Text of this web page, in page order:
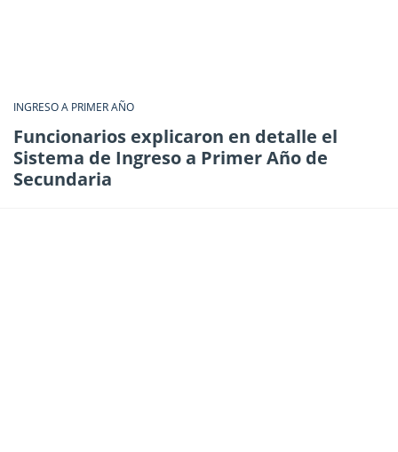
INGRESO A PRIMER AÑO
Funcionarios explicaron en detalle el
Sistema de Ingreso a Primer Año de
Secundaria